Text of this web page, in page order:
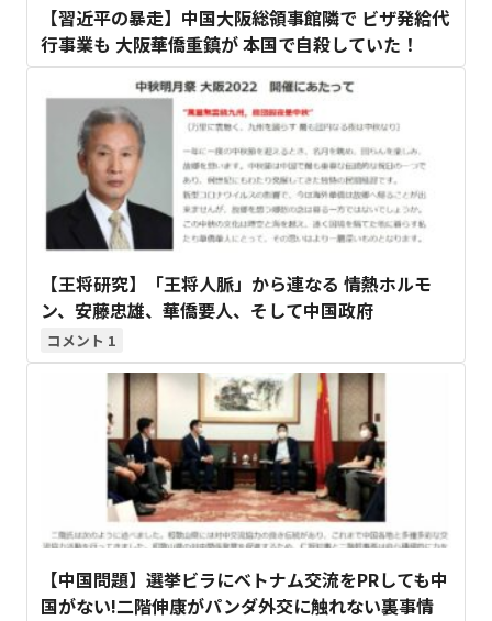
【習近平の暴走】中国大阪総領事館隣で ビザ発給代
行事業も 大阪華僑重鎮が 本国で自殺していた！
【王将研究】「王将人脈」から連なる 情熱ホルモ
ン、安藤忠雄、華僑要人、そして中国政府
1
【中国問題】選挙ビラにベトナム交流をPRしても中
国がない!二階伸康がパンダ外交に触れない裏事情